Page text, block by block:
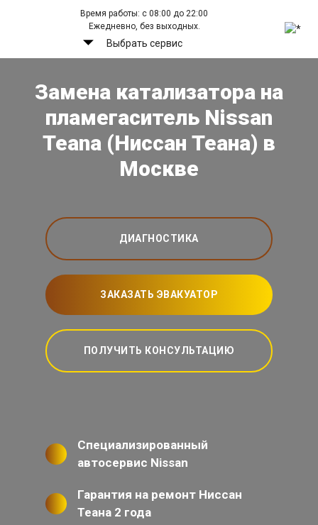
Время работы: с 08:00 до 22:00
Ежедневно, без выходных.
Выбрать сервис
Замена катализатора на
пламегаситель Nissan
Teana (Ниссан Теана) в
Москве
ДИАГНОСТИКА
ЗАКАЗАТЬ ЭВАКУАТОР
ПОЛУЧИТЬ КОНСУЛЬТАЦИЮ
Специализированный
автосервис Nissan
Гарантия на ремонт Ниссан
Теана 2 года